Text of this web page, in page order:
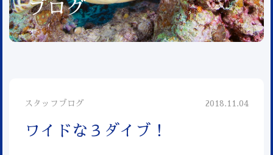
ブログ
スタッフブログ 2018.11.04
ワイドな３ダイブ！